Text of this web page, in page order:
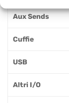
Aux Sends
Cuffie
USB
Altri I/O